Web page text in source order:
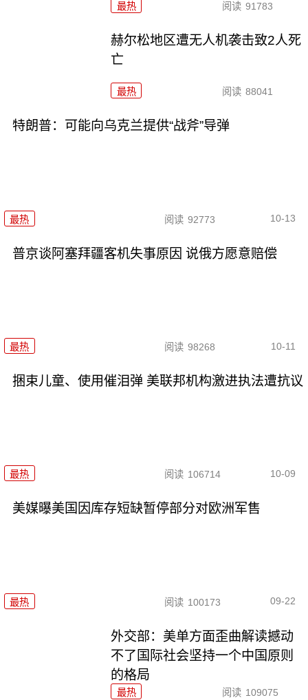
最热 阅读 91783
赫尔松地区遭无人机袭击致2人死
亡
最热 阅读 88041
特朗普：可能向乌克兰提供“战斧”导弹
最热 阅读 92773 10-13
普京谈阿塞拜疆客机失事原因 说俄方愿意赔偿
最热 阅读 98268 10-11
捆束儿童、使用催泪弹 美联邦机构激进执法遭抗议
最热 阅读 106714 10-09
美媒曝美国因库存短缺暂停部分对欧洲军售
最热 阅读 100173 09-22
外交部：美单方面歪曲解读撼动
不了国际社会坚持一个中国原则
的格局
最热 阅读 109075